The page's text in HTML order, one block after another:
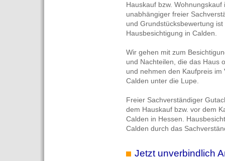
Hauskauf bzw.
unabhängiger freier
und Grundstücksbewertung
Hausbesichtigung in Calden.
Wir gehen mit zum
und Nachteilen, die das Haus
und nehmen den Kaufpreis
Calden unter die Lupe.
Freier Sachverständiger
dem Hauskauf bzw. vor dem
Calden in Hessen.
Calden durch das
Jetzt unverbindlich